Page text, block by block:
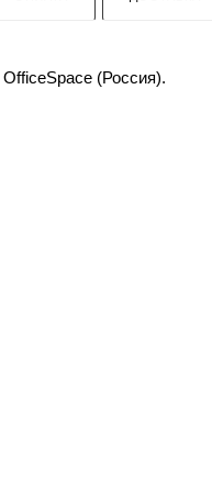
(Россия).